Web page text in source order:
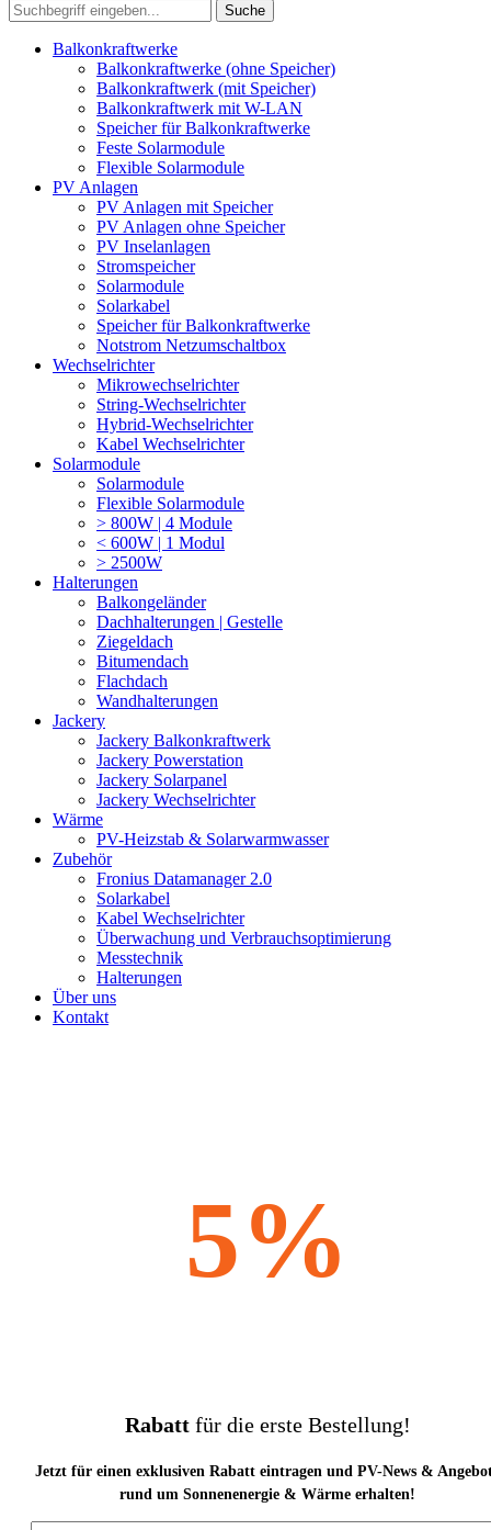
Suche
Balkonkraftwerke
Balkonkraftwerke (ohne Speicher)
Balkonkraftwerk (mit Speicher)
Balkonkraftwerk mit W-LAN
Speicher für Balkonkraftwerke
Feste Solarmodule
Flexible Solarmodule
PV Anlagen
PV Anlagen mit Speicher
PV Anlagen ohne Speicher
PV Inselanlagen
Stromspeicher
Solarmodule
Solarkabel
Speicher für Balkonkraftwerke
Notstrom Netzumschaltbox
Wechselrichter
Mikrowechselrichter
String-Wechselrichter
Hybrid-Wechselrichter
Kabel Wechselrichter
Solarmodule
Solarmodule
Flexible Solarmodule
> 800W | 4 Module
< 600W | 1 Modul
> 2500W
Halterungen
Balkongeländer
Dachhalterungen | Gestelle
Ziegeldach
Bitumendach
Flachdach
Wandhalterungen
Jackery
Jackery Balkonkraftwerk
Jackery Powerstation
Jackery Solarpanel
Jackery Wechselrichter
Wärme
PV-Heizstab & Solarwarmwasser
Zubehör
Fronius Datamanager 2.0
Solarkabel
Kabel Wechselrichter
Überwachung und Verbrauchsoptimierung
Messtechnik
Halterungen
Über uns
Kontakt
5%
Rabattfür die erste Bestellung!
Jetzt für einen exklusiven Rabatt eintragen und PV-News &
rund um Sonnenenergie & Wärme erhalten!